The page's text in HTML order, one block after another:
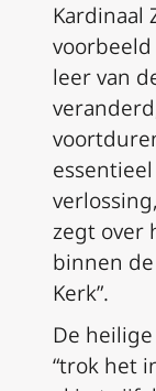
Kardinaal
voorbeeld
leer van
zegt over
binnen
Kerk”.
De
“trok het